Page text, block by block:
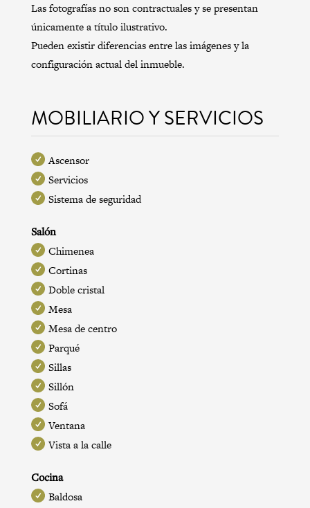
Las fotografías no son contractuales y se presentan
únicamente a título ilustrativo.
Pueden existir diferencias entre las imágenes y la
configuración actual del inmueble.
MOBILIARIO Y SERVICIOS
Ascensor
Servicios
Sistema de seguridad
Salón
Chimenea
Cortinas
Doble cristal
Mesa
Mesa de centro
Parqué
Sillas
Sillón
Sofá
Ventana
Vista a la calle
Cocina
Baldosa